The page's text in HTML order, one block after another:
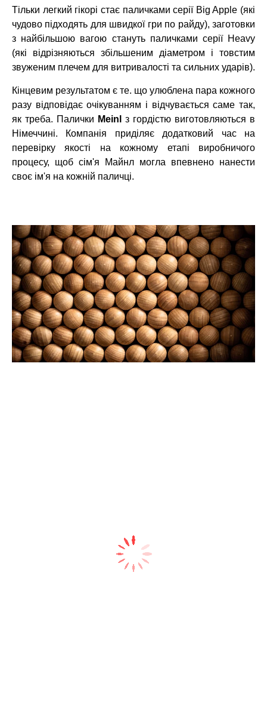
Тільки легкий гікорі стає паличками серії Big Apple (які
чудово підходять для швидкої гри по райду), заготовки
з найбільшою вагою стануть паличками серії Heavy
(які відрізняються збільшеним діаметром і товстим
звуженим плечем для витривалості та сильних ударів).
Кінцевим результатом є те. що улюблена пара кожного
разу відповідає очікуванням і відчувається саме так,
як треба. Палички Meinl з гордістю виготовляються в
Німеччині. Компанія приділяє додатковий час на
перевірку якості на кожному етапі виробничого
процесу, щоб сім'я Майнл могла впевнено нанести
своє ім'я на кожній паличці.